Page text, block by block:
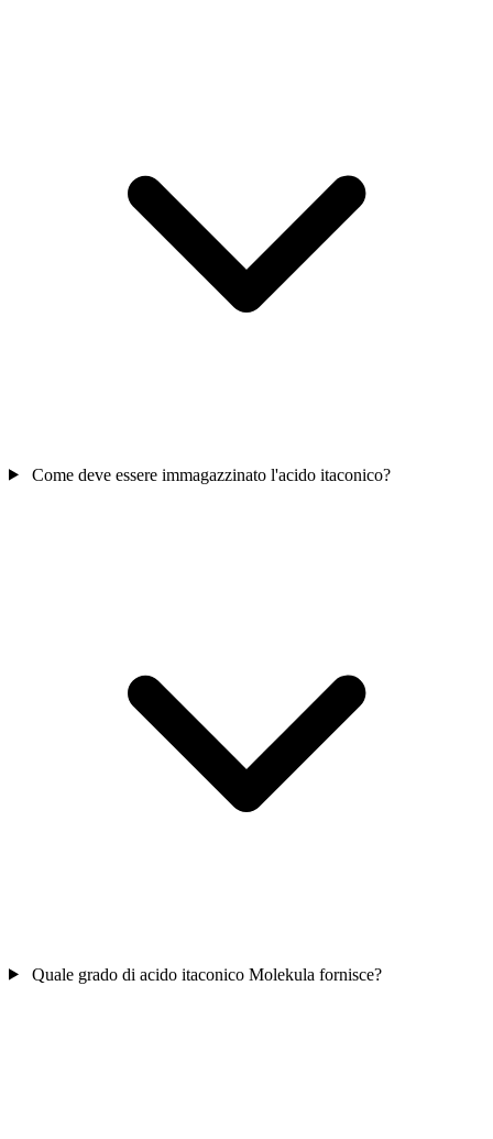
Come deve essere immagazzinato l'acido itaconico?
Quale grado di acido itaconico Molekula fornisce?